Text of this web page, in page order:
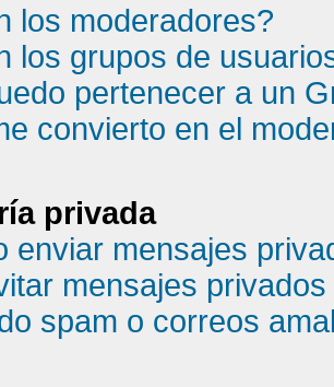
los moderadores?
los grupos de
pertenecer a un
convierto en el
privada
enviar mensajes
mensajes
spam o correos